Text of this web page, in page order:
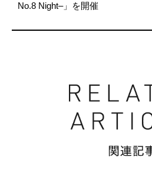
No.8 Night–」を開催